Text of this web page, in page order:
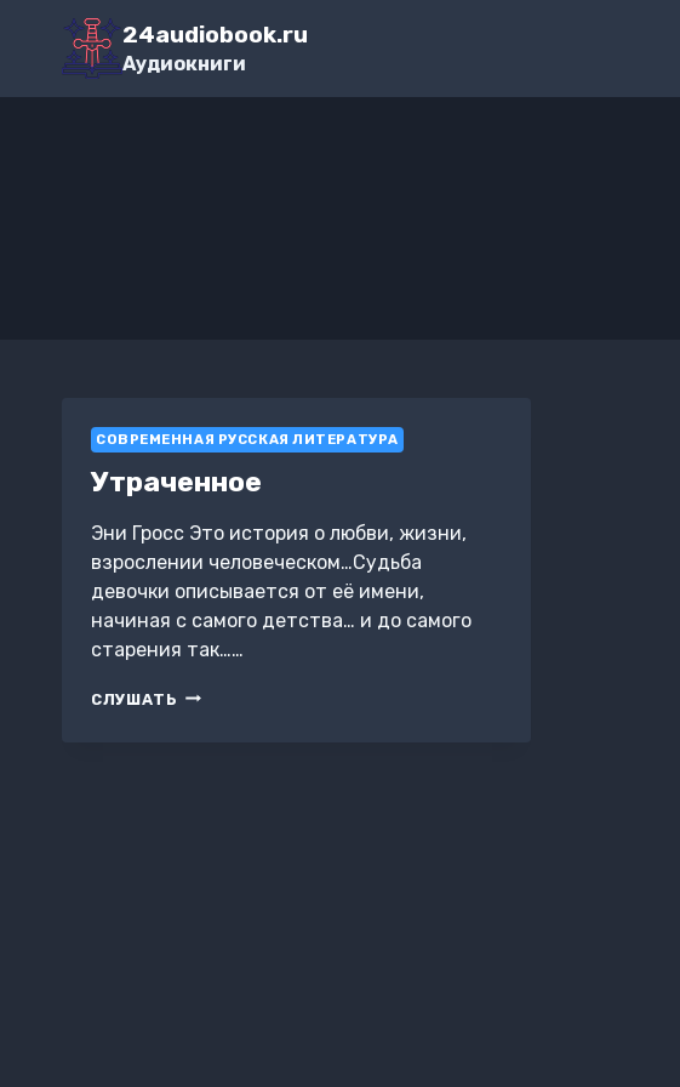
Перейти
содержимому
24audiobook.ru
Аудиокниги
СОВРЕМЕННАЯ РУССКАЯ ЛИТЕРАТУРА
Утраченное
Эни Гросс Это история о любви, жизни,
взрослении человеческом…Судьба
девочки описывается от её имени,
начиная с самого детства… и до самого
старения так……
СЛУШАТЬ УТРАЧЕННОЕ